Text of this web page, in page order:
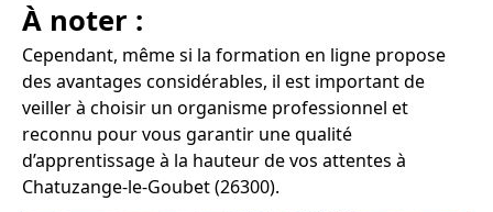
À noter :
Cependant, même si la formation en ligne propose
des avantages considérables, il est important de
veiller à choisir un organisme professionnel et
reconnu pour vous garantir une qualité
d’apprentissage à la hauteur de vos attentes à
Chatuzange-le-Goubet (26300).